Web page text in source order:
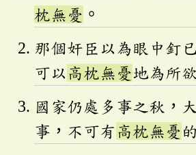
枕無憂 。
那個奸臣以為眼中釘
可以 高枕無憂地為所
國家仍處多事之秋，
事，不可有 高枕無憂